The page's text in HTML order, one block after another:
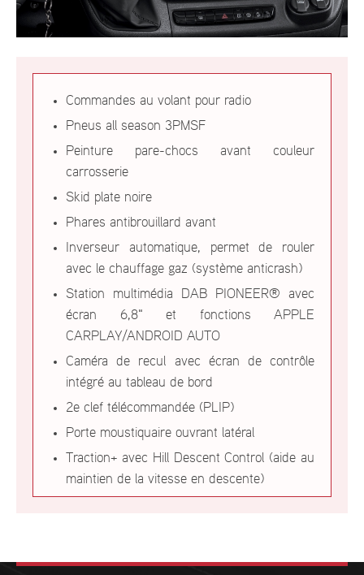
Commandes au volant pour radio
Pneus all season 3PMSF
Peinture pare-chocs avant couleur
carrosserie
Skid plate noire
Phares antibrouillard avant
Inverseur automatique, permet de rouler
avec le chauffage gaz (système anticrash)
Station multimédia DAB PIONEER® avec
écran 6,8" et fonctions APPLE
CARPLAY/ANDROID AUTO
Caméra de recul avec écran de contrôle
intégré au tableau de bord
2e clef télécommandée (PLIP)
Porte moustiquaire ouvrant latéral
Traction+ avec Hill Descent Control (aide au
maintien de la vitesse en descente)